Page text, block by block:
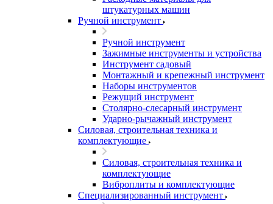
штукатурных машин
Ручной инструмент
Ручной инструмент
Зажимные инструменты и устройства
Инструмент садовый
Монтажный и крепежный инструмент
Наборы инструментов
Режущий инструмент
Столярно-слесарный инструмент
Ударно-рычажный инструмент
Силовая, строительная техника и
комплектующие
Силовая, строительная техника и
комплектующие
Виброплиты и комплектующие
Специализированный инструмент